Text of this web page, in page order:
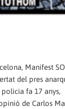
Manifest
del pres
fa 17 anys,
de Carlos